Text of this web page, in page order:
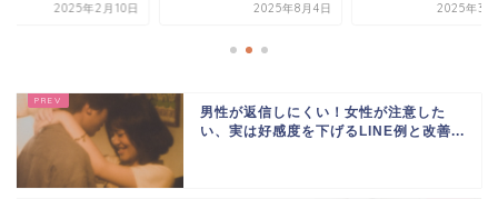
2025年2月10日 2025年8月4日 2025年3
男性が返信しにくい！女性が注意した
い、実は好感度を下げるLINE例と改善...